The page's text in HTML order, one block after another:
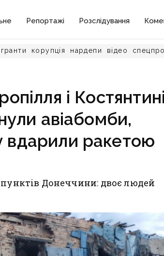
Репортажі Розслідування
гранти корупція нардепи відео
і
авіабомби,
вдарили ракетою
Донеччини: двоє людей